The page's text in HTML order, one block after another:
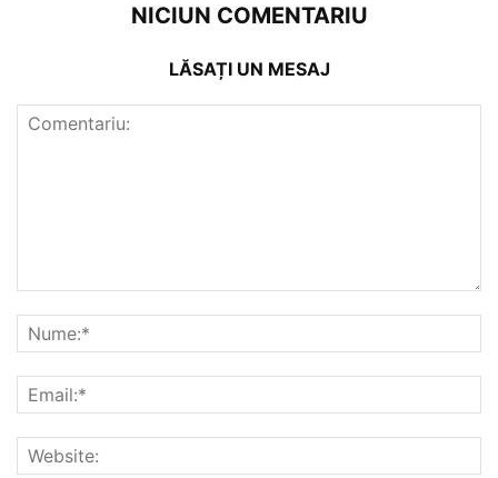
NICIUN COMENTARIU
LĂSAȚI UN MESAJ